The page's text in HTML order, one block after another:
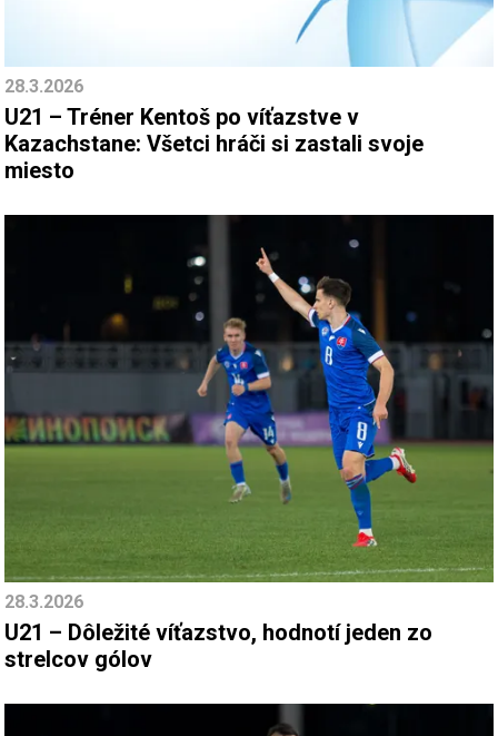
28.3.2026
U21 – Tréner Kentoš po víťazstve v
Kazachstane: Všetci hráči si zastali svoje
miesto
28.3.2026
U21 – Dôležité víťazstvo, hodnotí jeden zo
strelcov gólov